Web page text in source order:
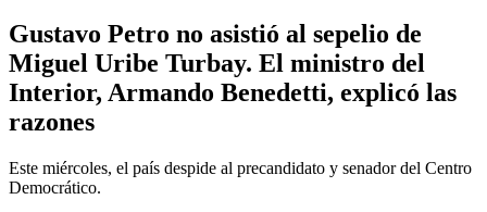
Gustavo Petro no asistió al sepelio de
Miguel Uribe Turbay. El ministro del
Interior, Armando Benedetti, explicó las
razones
Este miércoles, el país despide al precandidato y senador del Centro
Democrático.